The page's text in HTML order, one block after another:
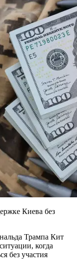
Киева без
Трампа Кит
когда
без участия